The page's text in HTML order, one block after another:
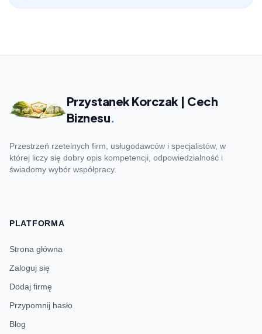
Przystanek Korczak | Cech
Biznesu.
Przestrzeń rzetelnych firm, usługodawców i specjalistów, w
której liczy się dobry opis kompetencji, odpowiedzialność i
świadomy wybór współpracy.
PLATFORMA
Strona główna
Zaloguj się
Dodaj firmę
Przypomnij hasło
Blog